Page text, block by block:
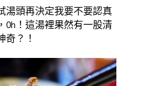
湯頭再決定我要不要認真
Oh！這湯裡果然有一股清
奇？！